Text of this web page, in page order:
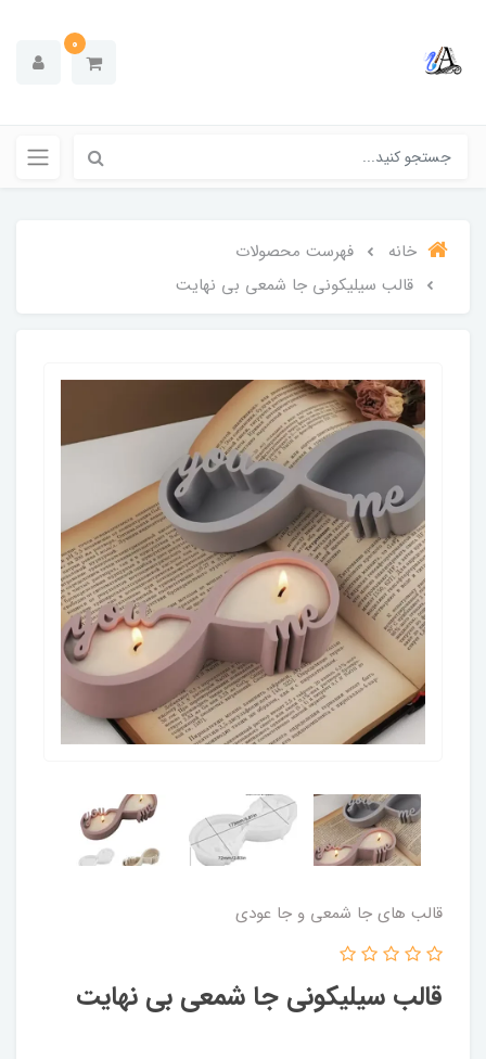
0
خانه
فهرست محصولات
قالب سیلیکونی جا شمعی بی نهایت
قالب های جا شمعی و جا عودی
قالب سیلیکونی جا شمعی بی نهایت